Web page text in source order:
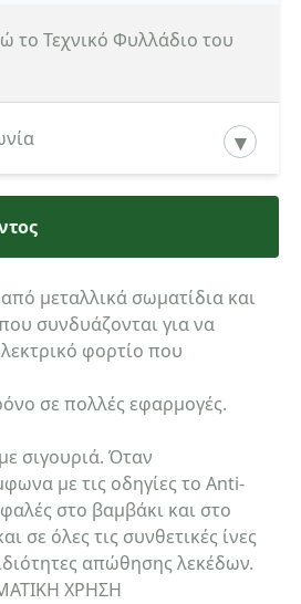
το Τεχνικό Φυλλάδιο του
μεταλλικά σωματίδια και
συνδυάζονται για να
φορτίο που
σε πολλές εφαρμογές.
σιγουριά. Όταν
με τις οδηγίες το Anti-
στο βαμβάκι και στο
σε όλες τις συνθετικές ίνες
απώθησης λεκέδων.
ΧΡΗΣΗ